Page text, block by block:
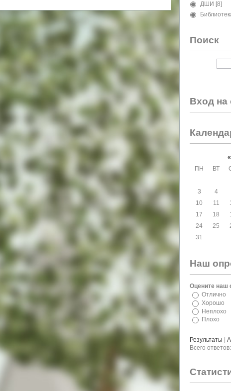
ДШИ [8]
Поиск
Вход на
«
ПН
ВТ
3
4
10
11
17
18
24
25
31
Наш
Оцените наш
Отлично
Хорошо
Неплохо
Плохо
Результаты
Всего ответов: